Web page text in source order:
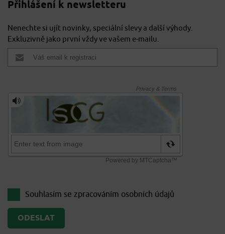
Přihlášení k newsletteru
Nenechte si ujít novinky, speciální slevy a další výhody.
Exkluzivně jako první vždy ve vašem e-mailu.
Souhlasím se zpracováním osobních údajů